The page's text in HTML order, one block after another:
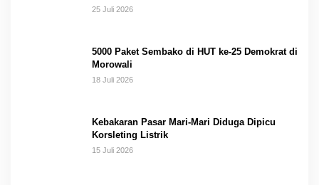
Gantung Masungkang dengan Dana Pribadi
25 Juli 2026
5000 Paket Sembako di HUT ke-25 Demokrat di
Morowali
18 Juli 2026
Kebakaran Pasar Mari-Mari Diduga Dipicu
Korsleting Listrik
15 Juli 2026